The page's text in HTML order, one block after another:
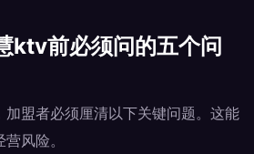
ktv前必须问的五个问
加盟者必须厘清以下关键问题。这能
风险。